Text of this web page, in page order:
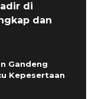
di
dan
Gandeng
Kepesertaan